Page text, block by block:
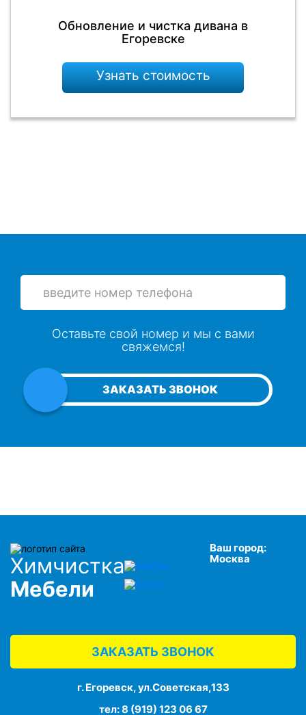
Обновление и чистка дивана в
Егоревске
Узнать стоимость
ЗАКАЗАТЬ ЗВОНОК
Оставьте свой номер и мы с вами
свяжемся!
Химчистка
Мебели
Ваш город:
Москва
ЗАКАЗАТЬ ЗВОНОК
г. Егоревск, ул.Советская,133
тел:8 (919) 123 06 67